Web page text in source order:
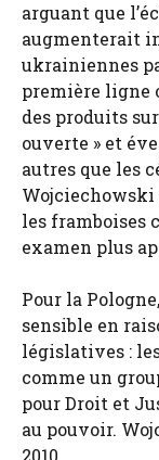
arguant que
augmenterait
ukrainiennes
première ligne
des produits
ouverte » et
autres que les
les framboises
examen plus
Pour la
sensible en
législatives :
comme un
pour Droit et
au pouvoir.